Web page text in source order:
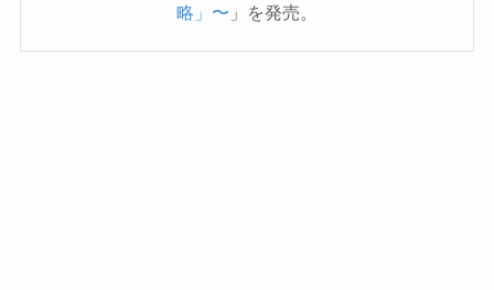
略」〜 」を発売。